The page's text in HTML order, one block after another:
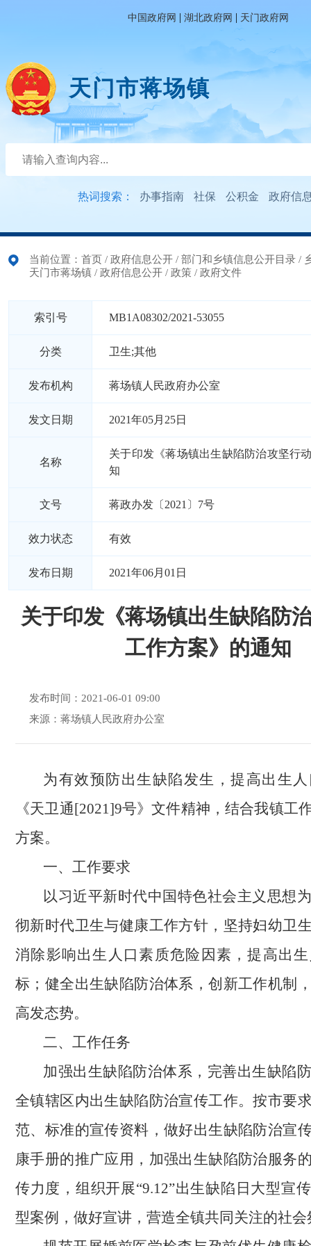
中国政府网 | 湖北政府网 | 天门政府网
天门市蒋场镇
热词搜索： 办事指南 社保 公积金 政府信
当前位置： 首页 / 政府信息公开 / 部门和乡镇信息公开目录 /
天门市蒋场镇 / 政府信息公开 / 政策 / 政府文件
索引号 MB1A08302/2021-53055
分类 卫生;其他
发布机构 蒋场镇人民政府办公室
发文日期 2021年05月25日
名称
关于印发《蒋场镇出生缺陷防治攻坚行
知
文号 蒋政办发〔2021〕7号
效力状态 有效
发布日期 2021年06月01日
关于印发《蒋场镇出生缺陷防
工作方案》的通知
发布时间：2021-06-01 09:00
来源：蒋场镇人民政府办公室
为有效预防出生缺陷发生，提高出生
《天卫通[2021]9号》文件精神，结合我镇工
方案。
一、工作要求
以习近平新时代中国特色社会主义思想
彻新时代卫生与健康工作方针，坚持妇幼卫
消除影响出生人口素质危险因素，提高出
标；健全出生缺陷防治体系，创新工作机制
高发态势。
二、工作任务
加强出生缺陷防治体系，完善出生缺陷
全镇辖区内出生缺陷防治宣传工作。按市要
范、标准的宣传资料，做好出生缺陷防治宣
康手册的推广应用，加强出生缺陷防治服务
传力度，组织开展“9.12”出生缺陷日大型宣
型案例，做好宣讲，营造全镇共同关注的社会